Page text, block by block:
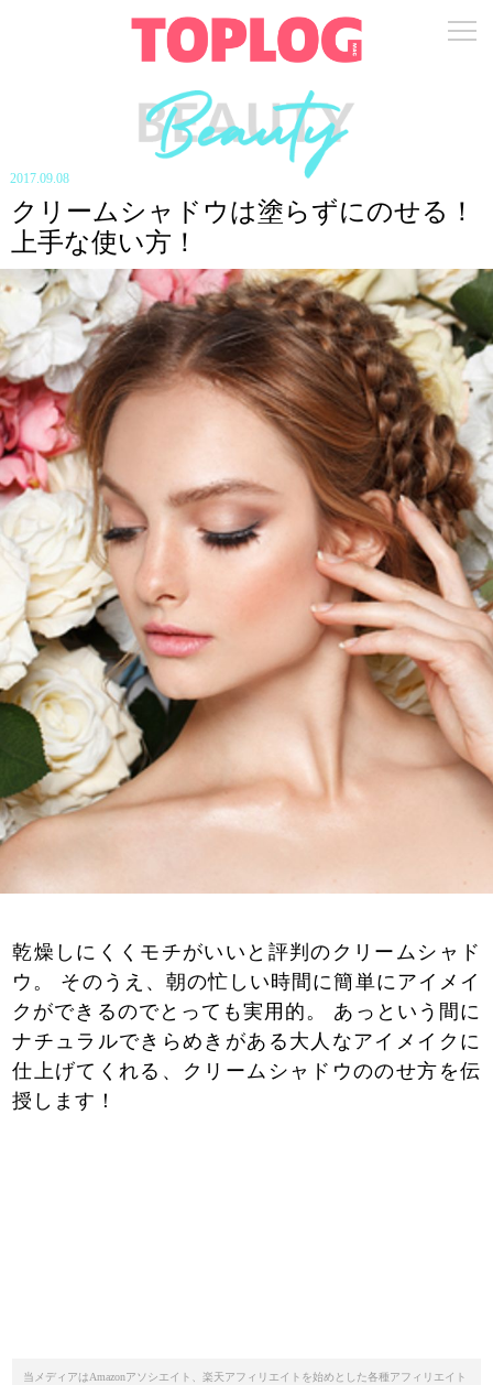
2017.09.08
クリームシャドウは塗らずにのせる！
上手な使い方！
乾燥しにくくモチがいいと評判のクリームシャド
ウ。 そのうえ、朝の忙しい時間に簡単にアイメイ
クができるのでとっても実用的。 あっという間に
ナチュラルできらめきがある大人なアイメイクに
仕上げてくれる、クリームシャドウののせ方を伝
授します！
当メディアはAmazonアソシエイト、楽天アフィリエイトを始めとした各種アフィリエイト